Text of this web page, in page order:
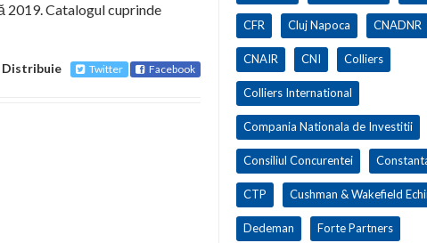
2019. Catalogul cuprinde
Distribuie Twitter Facebook
CFR Cluj Napoca CNADNR
CNAIR CNI Colliers
Colliers International
Compania Nationala de Investitii
Consiliul Concurentei
CTP Cushman & Wakefield
Dedeman Forte Partners